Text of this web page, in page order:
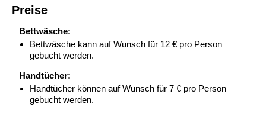
Preise
Bettwäsche:
Bettwäsche kann auf Wunsch für 12 € pro Person
gebucht werden.
Handtücher:
Handtücher können auf Wunsch für 7 € pro Person
gebucht werden.